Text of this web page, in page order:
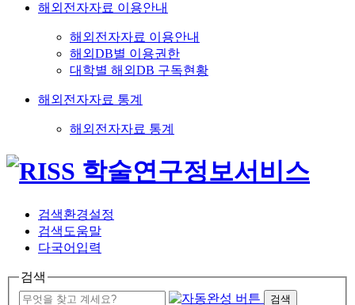
해외전자자료 이용안내
해외전자자료 이용안내
해외DB별 이용권한
대학별 해외DB 구독현황
해외전자자료 통계
해외전자자료 통계
검색환경설정
검색도움말
다국어입력
검색
검색